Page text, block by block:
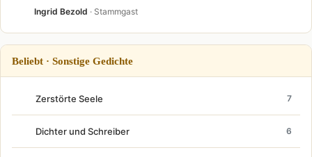
Ingrid Bezold · Stammgast
Beliebt · Sonstige Gedichte
Zerstörte Seele 7
Dichter und Schreiber 6